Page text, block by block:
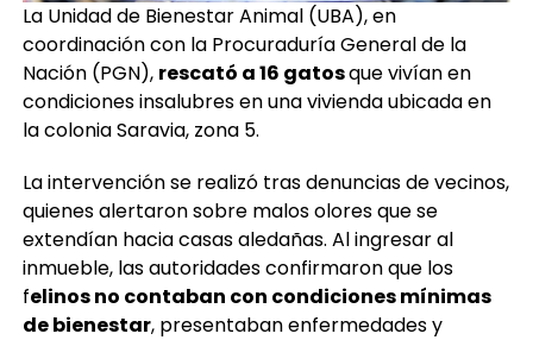
La Unidad de Bienestar Animal (UBA), en
coordinación con la Procuraduría General de la
Nación (PGN), rescató a 16 gatosque vivían en
condiciones insalubres en una vivienda ubicada en
la colonia Saravia, zona 5.
La intervención se realizó tras denuncias de vecinos,
quienes alertaron sobre malos olores que se
extendían hacia casas aledañas. Al ingresar al
inmueble, las autoridades confirmaron que los
felinos no contaban con condiciones mínimas
de bienestar, presentaban enfermedades y